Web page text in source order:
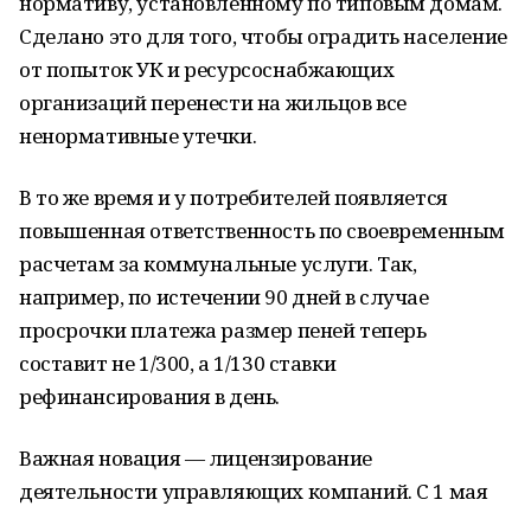
Сделано это для того, чтобы оградить население
от попыток УК и ресурсоснабжающих
организаций перенести на жильцов все
ненормативные утечки.
В то же время и у потребителей появляется
повышенная ответственность по своевременным
расчетам за коммунальные услуги. Так,
например, по истечении 90 дней в случае
просрочки платежа размер пеней теперь
составит не 1/300, а 1/130 ставки
рефинансирования в день.
Важная новация — лицензирование
деятельности управляющих компаний. C 1 мая